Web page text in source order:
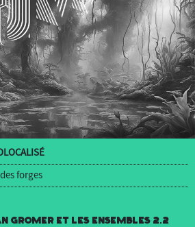
forges
Gromer et Les Ensembles 2.2